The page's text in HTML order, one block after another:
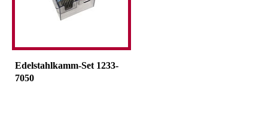
Edelstahlkamm-Set 1233-
7050